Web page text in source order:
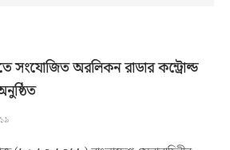
সংযোজিত অরলিকন রাডার কন্ট্রোল্ড